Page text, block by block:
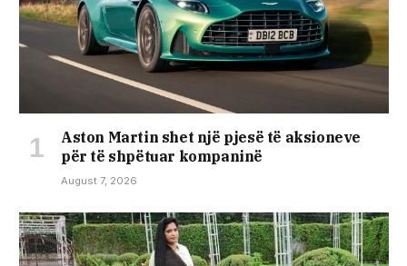
Aston Martin shet një pjesë të aksioneve
për të shpëtuar kompaninë
August 7, 2026